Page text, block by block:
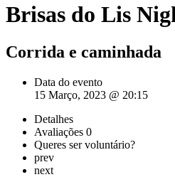
Brisas do Lis
Corrida e caminhada
Data do evento
15 Março, 2023 @ 20:15
Detalhes
Avaliações 0
Queres ser voluntário?
prev
next